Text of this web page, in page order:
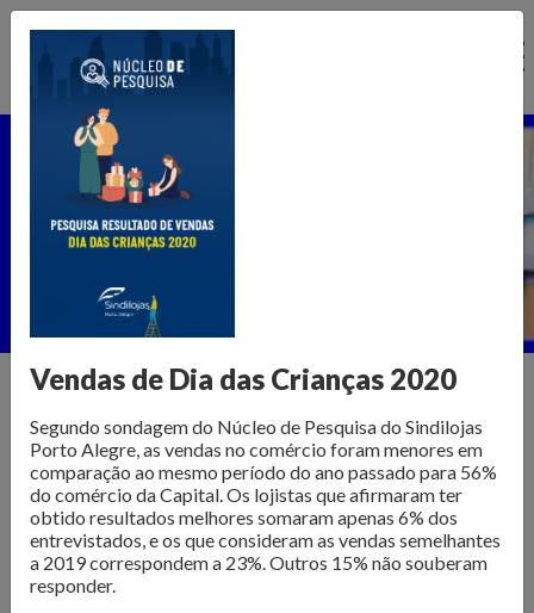
Ir
Núcleo de Pesquisa
Informações para transformar o
varejo
O Núcleo de Pesquisa do Sindilojas Porto Alegre realiza
levantamentos sobre as questões mais importantes para o
varejo da Capital. Dados de
Vendas de Dia das Crianças 2020
Segundo sondagem do Núcleo de Pesquisa do Sindilojas
Porto Alegre, as vendas no comércio foram menores em
comparação ao mesmo período do ano passado para 56%
do comércio da Capital. Os lojistas que afirmaram ter
obtido resultados melhores somaram apenas 6% dos
entrevistados, e os que consideram as vendas semelhantes
a 2019 correspondem a 23%. Outros 15% não souberam
responder.